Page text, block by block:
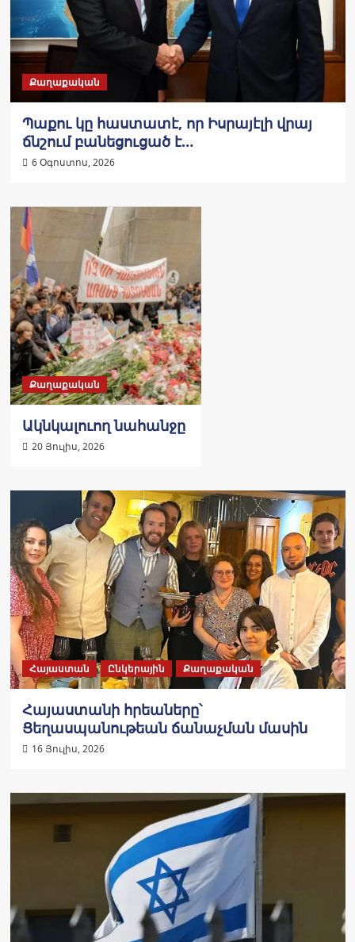
Քաղաքական
Պաքու կը հաստատէ, որ Իսրայէլի վրայ
ճնշում բանեցուցած է…
6 Օգոստոս, 2026
Քաղաքական
Ակնկալուող նահանջը
20 Յուլիս, 2026
Հայաստան Ընկերային Քաղաքական
Հայաստանի հրեաները՝
Ցեղասպանութեան ճանաչման մասին
16 Յուլիս, 2026